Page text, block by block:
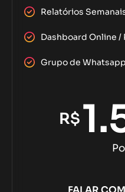
R$
Relatórios
Dashboard Online /
Grupo de